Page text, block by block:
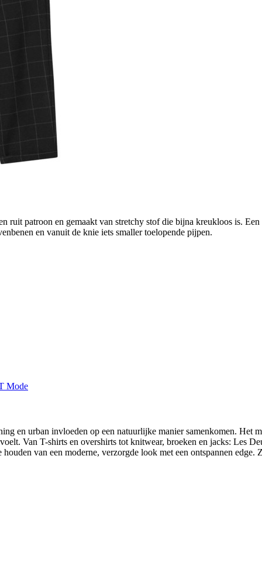
patroon en gemaakt van stretchy stof die bijna kreukloos is.
en vanuit de knie iets smaller toelopende pijpen.
en urban invloeden op een natuurlijke manier samenkomen. Het
Van T-shirts en overshirts tot knitwear, broeken en jacks: Les
van een moderne, verzorgde look met een ontspannen